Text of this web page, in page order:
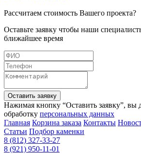
Рассчитаем стоимость Вашего проекта?
Оставьте заявку чтобы наши
ближайшее время
Оставить заявку
Нажимая кнопку “Оставить заявку”, вы
обработку персональных данных
Главная Корзина заказа Контакты
Статьи Подбор каменки
8 (812) 327-33-27
8 (921) 950-11-01